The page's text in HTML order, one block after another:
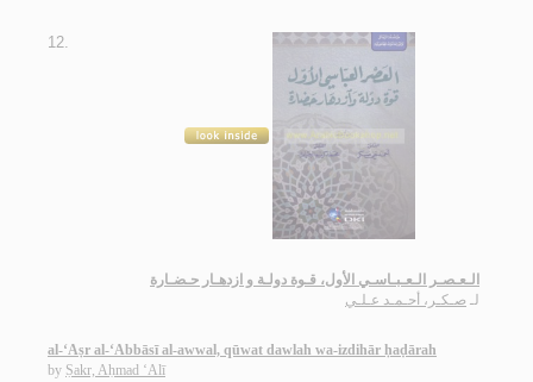
12.
الـعـصـر الـعـبـاسـي الأول، قـوة دولـة و ازدهـار حـضـارة
لـ صـكـر، أحـمـد عـلـي
al-‘Aṣr al-‘Abbāsī al-awwal, qūwat dawlah wa-izdihār ḥaḍārah
by Ṣakr, Aḥmad ‘Alī